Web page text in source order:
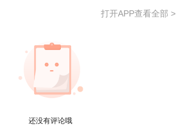
）第七条、第十条规定，应试人
者成绩证明等严重违纪违规行为
行为记入专业技术人员资格考试诚
期限为五年。
《人力资源社会保障部办公厅关于
打开APP查看全部 >
还没有评论哦